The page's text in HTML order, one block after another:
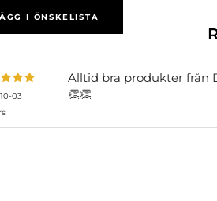
I ÖNSKELISTA
03
Alltid bra produkter från
👏👏